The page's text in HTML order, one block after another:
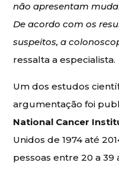
não apresentam
De acordo com os
suspeitos, a
ressalta a especialista.
Um dos estudos
argumentação foi
National Cancer
Unidos de 1974 até
pessoas entre 20 a